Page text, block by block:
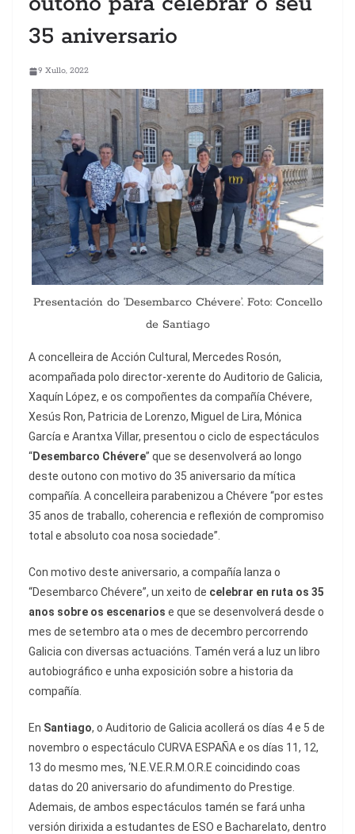
35 aniversario
9 Xullo, 2022
Presentación do ‘Desembarco Chévere’. Foto: Concello
de Santiago
A concelleira de Acción Cultural, Mercedes Rosón,
acompañada polo director-xerente do Auditorio de Galicia,
Xaquín López, e os compoñentes da compañía Chévere,
Xesús Ron, Patricia de Lorenzo, Miguel de Lira, Mónica
García e Arantxa Villar, presentou o ciclo de espectáculos
“Desembarco Chévere” que se desenvolverá ao longo
deste outono con motivo do 35 aniversario da mítica
compañía. A concelleira parabenizou a Chévere “por estes
35 anos de traballo, coherencia e reflexión de compromiso
total e absoluto coa nosa sociedade”.
Con motivo deste aniversario, a compañía lanza o
“Desembarco Chévere”, un xeito de celebrar en ruta os 35
anos sobre os escenarios e que se desenvolverá desde o
mes de setembro ata o mes de decembro percorrendo
Galicia con diversas actuacións. Tamén verá a luz un libro
autobiográfico e unha exposición sobre a historia da
compañía.
En Santiago, o Auditorio de Galicia acollerá os días 4 e 5 de
novembro o espectáculo CURVA ESPAÑA e os días 11, 12,
13 do mesmo mes, ‘N.E.V.E.R.M.O.R.E coincidindo coas
datas do 20 aniversario do afundimento do Prestige.
Ademais, de ambos espectáculos tamén se fará unha
versión dirixida a estudantes de ESO e Bacharelato, dentro